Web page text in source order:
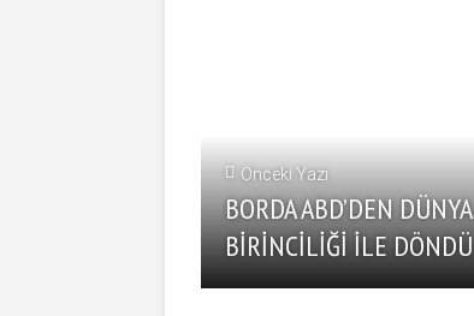
Önceki Yazı
BORDA ABD’DEN DÜNYA
BİRİNCİLİĞİ İLE DÖNDÜ